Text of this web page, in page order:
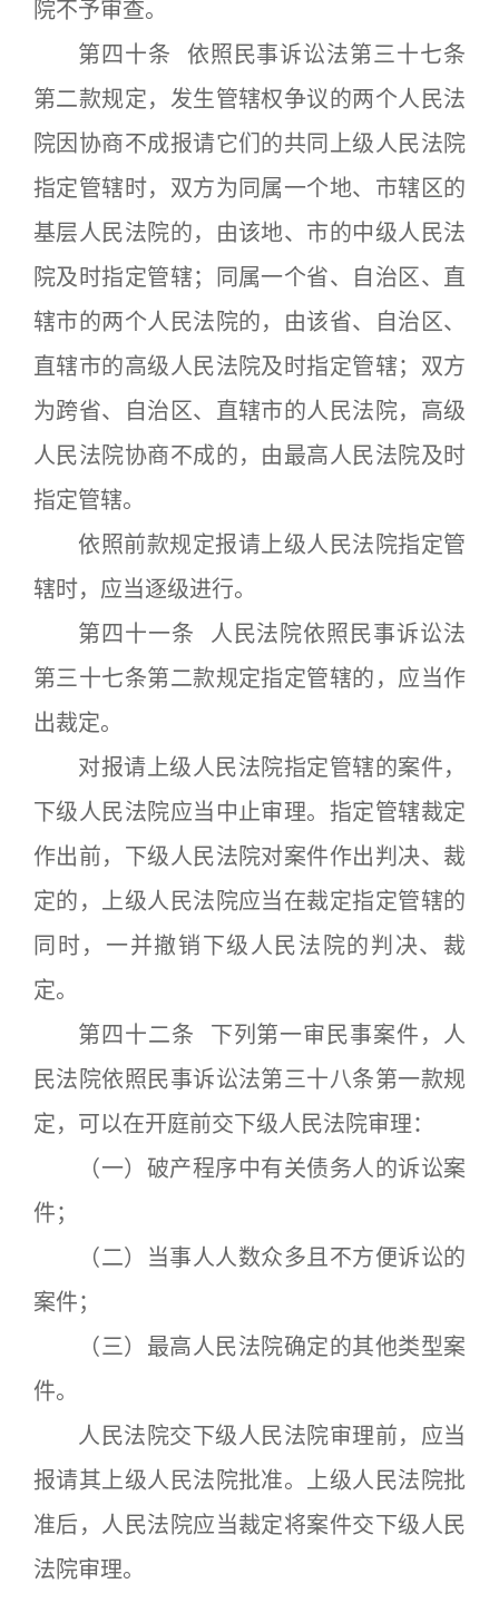
院不予审查。
第四十条 依照民事诉讼法第三十七条
第二款规定，发生管辖权争议的两个人民法
院因协商不成报请它们的共同上级人民法院
指定管辖时，双方为同属一个地、市辖区的
基层人民法院的，由该地、市的中级人民法
院及时指定管辖；同属一个省、自治区、直
辖市的两个人民法院的，由该省、自治区、
直辖市的高级人民法院及时指定管辖；双方
为跨省、自治区、直辖市的人民法院，高级
人民法院协商不成的，由最高人民法院及时
指定管辖。
依照前款规定报请上级人民法院指定管
辖时，应当逐级进行。
第四十一条 人民法院依照民事诉讼法
第三十七条第二款规定指定管辖的，应当作
出裁定。
对报请上级人民法院指定管辖的案件，
下级人民法院应当中止审理。指定管辖裁定
作出前，下级人民法院对案件作出判决、裁
定的，上级人民法院应当在裁定指定管辖的
同时，一并撤销下级人民法院的判决、裁
定。
第四十二条 下列第一审民事案件，人
民法院依照民事诉讼法第三十八条第一款规
定，可以在开庭前交下级人民法院审理：
（一）破产程序中有关债务人的诉讼案
件；
（二）当事人人数众多且不方便诉讼的
案件；
（三）最高人民法院确定的其他类型案
件。
人民法院交下级人民法院审理前，应当
报请其上级人民法院批准。上级人民法院批
准后，人民法院应当裁定将案件交下级人民
法院审理。